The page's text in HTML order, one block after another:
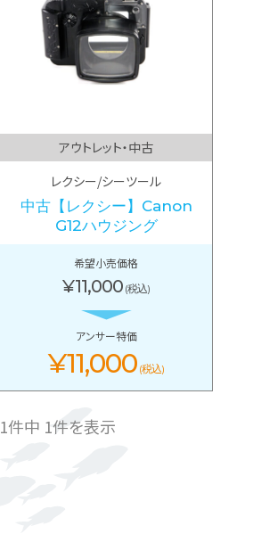
アウトレット・中古
レクシー/シーツール
中古【レクシー】Canon
G12ハウジング
希望小売価格
¥11,000 (税込)
アンサー特価
¥11,000 (税込)
1件中 1件を表示